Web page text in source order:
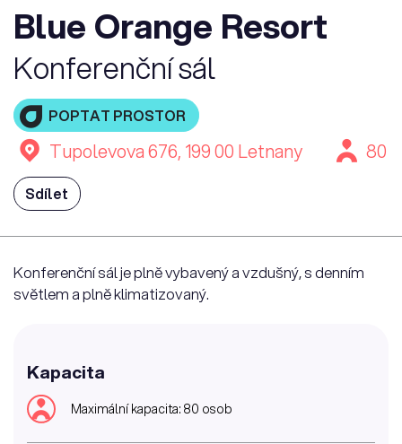
Blue Orange Resort
Konferenční sál
POPTAT PROSTOR
Tupolevova 676, 199 00 Letnany 80
Sdílet
Konferenční sál je plně vybavený a vzdušný, s denním
světlem a plně klimatizovaný.
Kapacita
Maximální kapacita: 80 osob